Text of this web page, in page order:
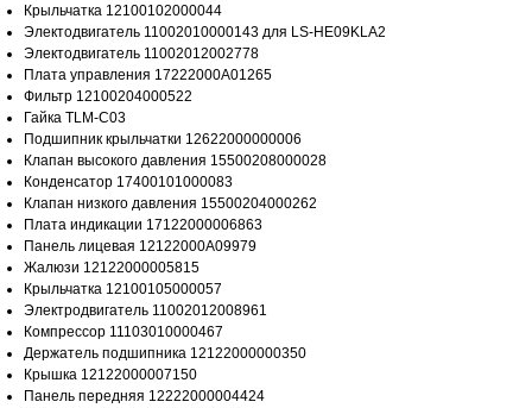
Крыльчатка 12100102000044
Электодвигатель 11002010000143 для LS-HE09KLA2
Электодвигатель 11002012002778
Плата управления 17222000A01265
Фильтр 12100204000522
Гайка TLM-C03
Подшипник крыльчатки 12622000000006
Клапан высокого давления 15500208000028
Конденсатор 17400101000083
Клапан низкого давления 15500204000262
Плата индикации 17122000006863
Панель лицевая 12122000A09979
Жалюзи 12122000005815
Крыльчатка 12100105000057
Электродвигатель 11002012008961
Компрессор 11103010000467
Держатель подшипника 12122000000350
Крышка 12122000007150
Панель передняя 12222000004424